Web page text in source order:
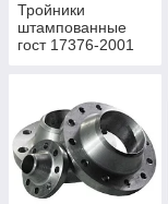
Тройники
штампованные
гост 17376-2001